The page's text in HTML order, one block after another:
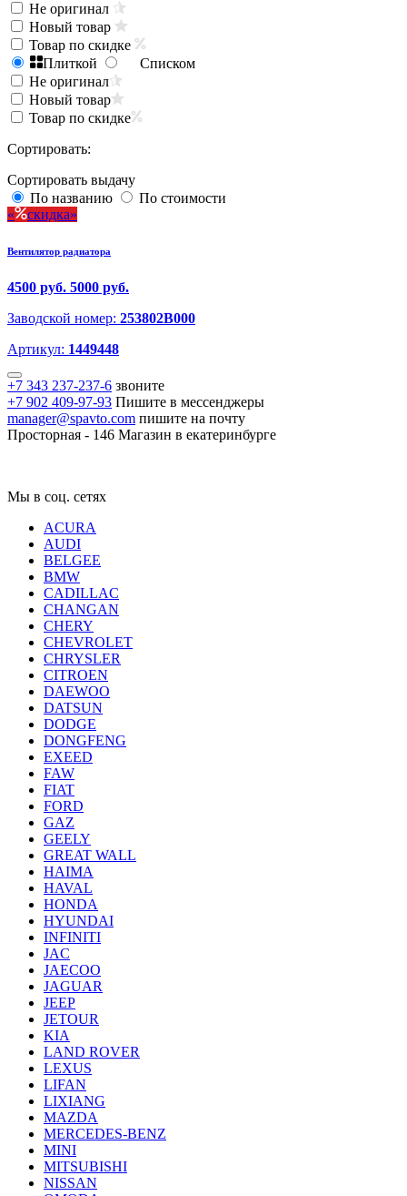
Не оригинал
Новый товар
Товар по скидке
Плиткой
Списком
Не оригинал
Новый товар
Товар по скидке
Сортировать:
Сортировать выдачу
По названию
По стоимости
скидка
Вентилятор радиатора
4500 руб. 5000 руб.
Заводской номер: 253802B000
Артикул: 1449448
+7 343 237-237-6 звоните
+7 902 409-97-93 Пишите в мессенджеры
manager@spavto.com пишите на почту
Просторная - 146 Магазин в екатеринбурге
Мы в соц. сетях
ACURA
AUDI
BELGEE
BMW
CADILLAC
CHANGAN
CHERY
CHEVROLET
CHRYSLER
CITROEN
DAEWOO
DATSUN
DODGE
DONGFENG
EXEED
FAW
FIAT
FORD
GAZ
GEELY
GREAT WALL
HAIMA
HAVAL
HONDA
HYUNDAI
INFINITI
JAC
JAECOO
JAGUAR
JEEP
JETOUR
KIA
LAND ROVER
LEXUS
LIFAN
LIXIANG
MAZDA
MERCEDES-BENZ
MINI
MITSUBISHI
NISSAN